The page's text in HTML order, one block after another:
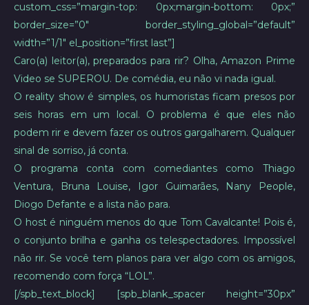
custom_css=”margin-top: 0px;margin-bottom: 0px;”
border_size=”0″ border_styling_global=”default”
width=”1/1″ el_position=”first last”]
Caro(a) leitor(a), preparados para rir? Olha, Amazon Prime
Video se SUPEROU. De comédia, eu não vi nada igual.
O reality show é simples, os humoristas ficam presos por
seis horas em um local. O problema é que eles não
podem rir e devem fazer os outros gargalharem. Qualquer
sinal de sorriso, já conta.
O programa conta com comediantes como Thiago
Ventura, Bruna Louise, Igor Guimarães, Nany People,
Diogo Defante e a lista não para.
O host é ninguém menos do que Tom Cavalcante! Pois é,
o conjunto brilha e ganha os telespectadores. Impossível
não rir. Se você tem planos para ver algo com os amigos,
recomendo com força “LOL”.
[/spb_text_block] [spb_blank_spacer height=”30px”